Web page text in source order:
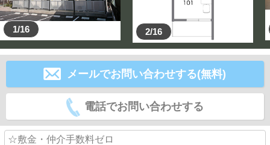
1/16 2/16
メールでお問い合わせする(無料)
電話でお問い合わせする
☆敷金・仲介手数料ゼロ